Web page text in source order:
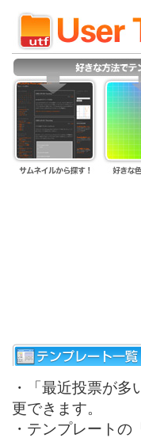
・「最近投票が
更できます。
・テンプレート